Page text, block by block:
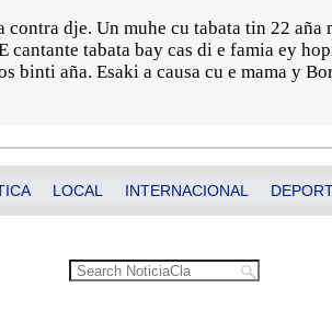
dje. Un muhe cu tabata tin 22 aña
cantante tabata bay cas di e famia ey
binti aña. Esaki a causa cu e mama y
LOCAL INTERNACIONAL